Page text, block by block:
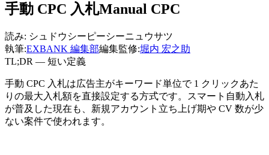
手動 CPC 入札Manual CPC
読み: シュドウシーピーシーニュウサツ
執筆:EXBANK 編集部編集監修:堀内 宏之助
TL;DR — 短い定義
手動 CPC 入札は広告主がキーワード単位で 1 クリックあた
りの最大入札額を直接設定する方式です。スマート自動入札
が普及した現在も、新規アカウント立ち上げ期や CV 数が少
ない案件で使われます。